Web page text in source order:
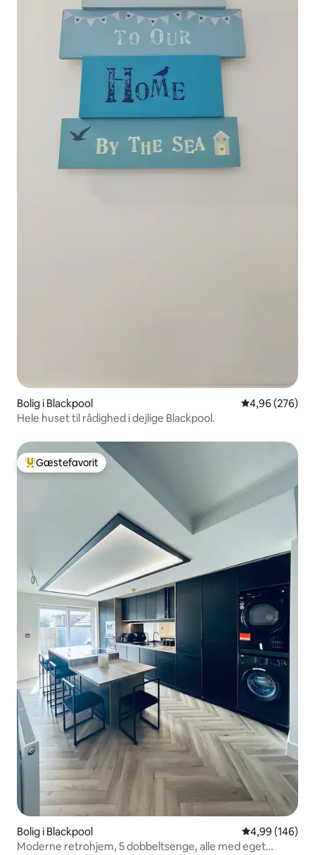
Bolig i Blackpool 4,96 ud af 5 i
4,96 (276)
Hele huset til rådighed i dejlige Blackpool.
Bedste gæstefavorit
Gæstefavorit
Bolig i Blackpool 4,99 ud af 5 i
4,99 (146)
Moderne retrohjem, 5 dobbeltsenge, alle med eget